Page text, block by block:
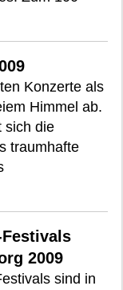
Konzerte als
Himmel ab.
sich die
traumhafte
2009
sind in